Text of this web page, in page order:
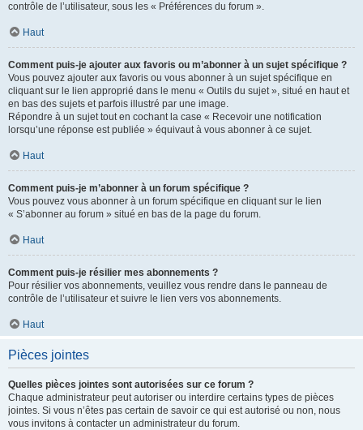
contrôle de l’utilisateur, sous les « Préférences du forum ».
Haut
Comment puis-je ajouter aux favoris ou m’abonner à un sujet spécifique ?
Vous pouvez ajouter aux favoris ou vous abonner à un sujet spécifique en
cliquant sur le lien approprié dans le menu « Outils du sujet », situé en haut et
en bas des sujets et parfois illustré par une image.
Répondre à un sujet tout en cochant la case « Recevoir une notification
lorsqu’une réponse est publiée » équivaut à vous abonner à ce sujet.
Haut
Comment puis-je m’abonner à un forum spécifique ?
Vous pouvez vous abonner à un forum spécifique en cliquant sur le lien
« S’abonner au forum » situé en bas de la page du forum.
Haut
Comment puis-je résilier mes abonnements ?
Pour résilier vos abonnements, veuillez vous rendre dans le panneau de
contrôle de l’utilisateur et suivre le lien vers vos abonnements.
Haut
Pièces jointes
Quelles pièces jointes sont autorisées sur ce forum ?
Chaque administrateur peut autoriser ou interdire certains types de pièces
jointes. Si vous n’êtes pas certain de savoir ce qui est autorisé ou non, nous
vous invitons à contacter un administrateur du forum.